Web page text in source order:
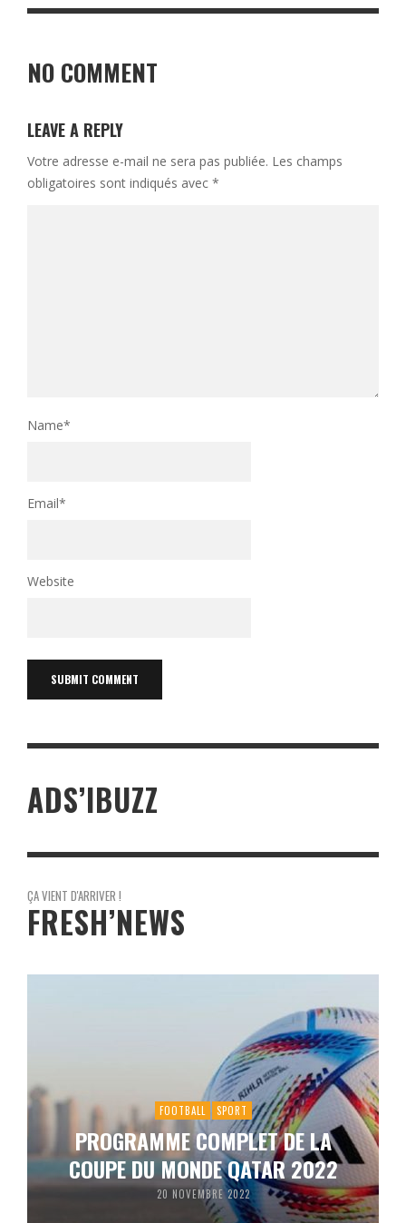
NO COMMENT
LEAVE A REPLY
Votre adresse e-mail ne sera pas publiée. Les champs
obligatoires sont indiqués avec *
Name*
Email*
Website
ADS’IBUZZ
ÇA VIENT D'ARRIVER !
FRESH’NEWS
FOOTBALL SPORT
PROGRAMME COMPLET DE LA
COUPE DU MONDE QATAR 2022
20 NOVEMBRE 2022